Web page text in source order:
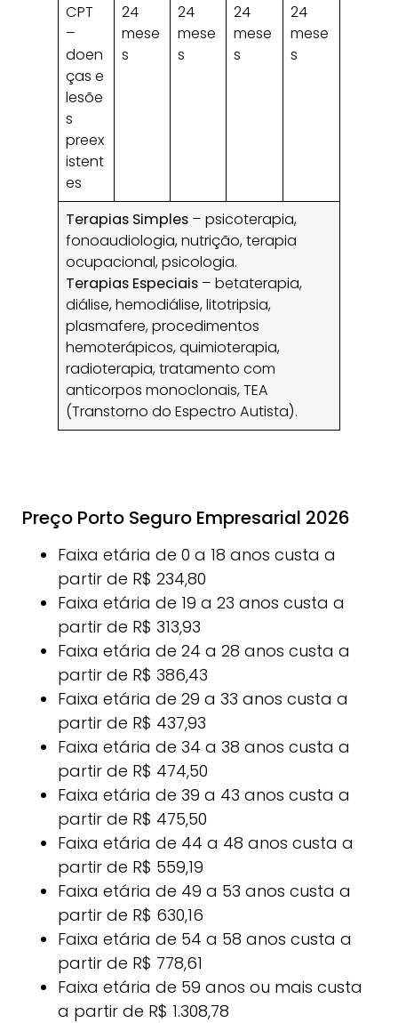
CPT
–
doen
ças e
lesõe
s
preex
istent
es
24
mese
s
24
mese
s
24
mese
s
24
mese
s
Terapias Simples – psicoterapia,
fonoaudiologia, nutrição, terapia
ocupacional, psicologia.
Terapias Especiais – betaterapia,
diálise, hemodiálise, litotripsia,
plasmafere, procedimentos
hemoterápicos, quimioterapia,
radioterapia, tratamento com
anticorpos monoclonais, TEA
(Transtorno do Espectro Autista).
Preço Porto Seguro Empresarial 2026
Faixa etária de 0 a 18 anos custa a
partir de R$ 234,80
Faixa etária de 19 a 23 anos custa a
partir de R$ 313,93
Faixa etária de 24 a 28 anos custa a
partir de R$ 386,43
Faixa etária de 29 a 33 anos custa a
partir de R$ 437,93
Faixa etária de 34 a 38 anos custa a
partir de R$ 474,50
Faixa etária de 39 a 43 anos custa a
partir de R$ 475,50
Faixa etária de 44 a 48 anos custa a
partir de R$ 559,19
Faixa etária de 49 a 53 anos custa a
partir de R$ 630,16
Faixa etária de 54 a 58 anos custa a
partir de R$ 778,61
Faixa etária de 59 anos ou mais custa
a partir de R$ 1.308,78